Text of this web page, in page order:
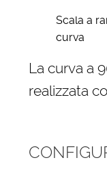
Scala a
curva
La curva a
realizzata